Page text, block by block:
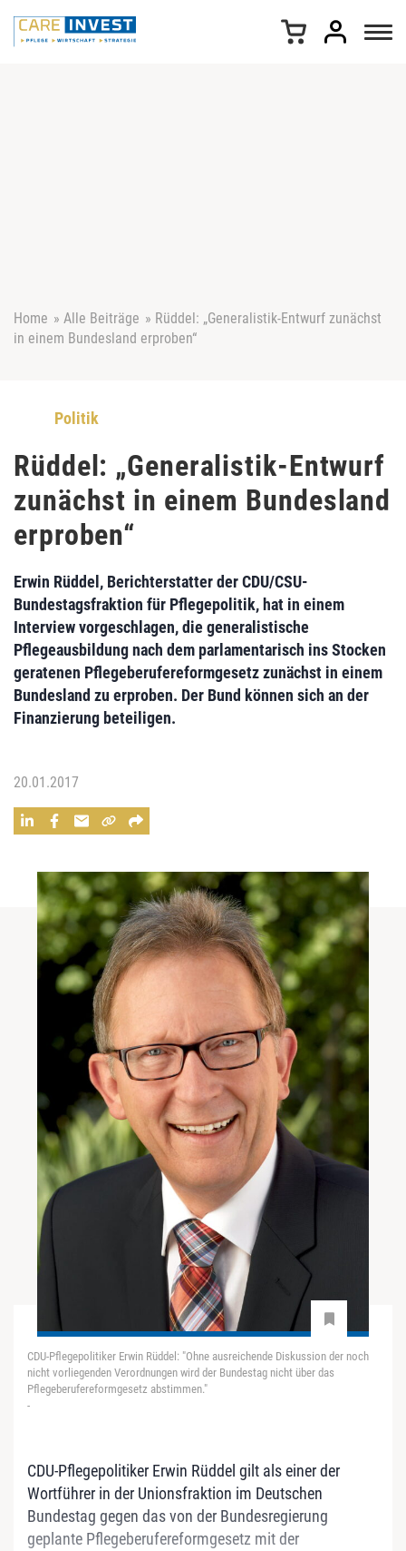
Home » Alle Beiträge » Rüddel: „Generalistik-Entwurf zunächst
in einem Bundesland erproben“
Politik
Rüddel: „Generalistik-Entwurf
zunächst in einem Bundesland
erproben“
Erwin Rüddel , Berichterstatter derCDU/CSU-
Bundestagsfraktion für Pflegepolitik, hat in einem
Interview vorgeschlagen, die generalistische
Pflegeausbildungnach dem parlamentarisch ins Stocken
geratenen Pflegeberufereformgesetzzunächst in einem
Bundesland zu erproben. Der Bund können sich an der
Finanzierung beteiligen.
20.01.2017
CDU-Pflegepolitiker Erwin Rüddel: "Ohne ausreichende Diskussion der noch
nicht vorliegenden Verordnungen wird der Bundestag nicht über das
Pflegeberufereformgesetz abstimmen."
-
CDU-Pflegepolitiker Erwin Rüddel gilt als einer der
Wortführer in der Unionsfraktion im Deutschen
Bundestag gegen das von der Bundesregierung
geplante Pflegeberufereformgesetz mit der